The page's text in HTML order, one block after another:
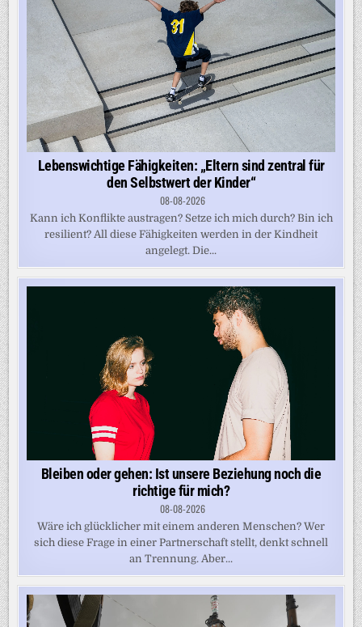
Lebenswichtige Fähigkeiten: „Eltern sind zentral für
den Selbstwert der Kinder“
08-08-2026
Kann ich Konflikte austragen? Setze ich mich durch? Bin ich
resilient? All diese Fähigkeiten werden in der Kindheit
angelegt. Die...
Bleiben oder gehen: Ist unsere Beziehung noch die
richtige für mich?
08-08-2026
Wäre ich glücklicher mit einem anderen Menschen? Wer
sich diese Frage in einer Partnerschaft stellt, denkt schnell
an Trennung. Aber...